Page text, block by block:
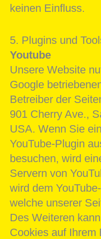
keinen Einfluss.
5. Plugins und
Youtube
Unsere Website
Google
Betreiber der
901 Cherry Ave.,
USA. Wenn Sie
YouTube-Plugin
besuchen, wird
Servern von
wird dem
welche unserer
Des Weiteren
Cookies auf Ihrem